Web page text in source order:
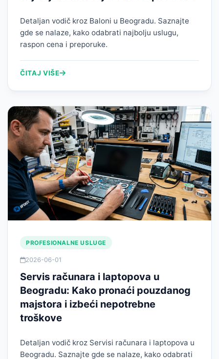
Detaljan vodič kroz Baloni u Beogradu. Saznajte
gde se nalaze, kako odabrati najbolju uslugu,
raspon cena i preporuke.
ČITAJ VIŠE
PROFESIONALNE USLUGE
2026-06-01
Servis računara i laptopova u
Beogradu: Kako pronaći pouzdanog
majstora i izbeći nepotrebne
troškove
Detaljan vodič kroz Servisi računara i laptopova u
Beogradu. Saznajte gde se nalaze, kako odabrati